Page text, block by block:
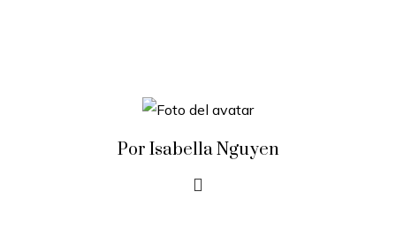
Por Isabella Nguyen